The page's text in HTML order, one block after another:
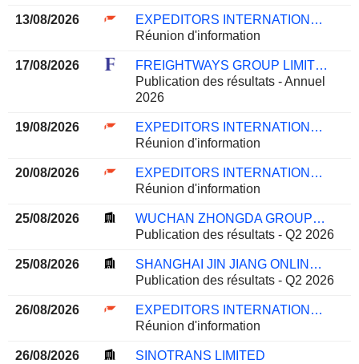
13/08/2026
EXPEDITORS INTERNATIONAL OF WASHINGTON INC.
Réunion d'information
17/08/2026
FREIGHTWAYS GROUP LIMITED
Publication des résultats - Annuel
2026
19/08/2026
EXPEDITORS INTERNATIONAL OF WASHINGTON INC.
Réunion d'information
20/08/2026
EXPEDITORS INTERNATIONAL OF WASHINGTON INC.
Réunion d'information
25/08/2026
WUCHAN ZHONGDA GROUP CO.,LTD.
Publication des résultats - Q2 2026
25/08/2026
SHANGHAI JIN JIANG ONLINE NETWORK SERVICE CO., LTD.
Publication des résultats - Q2 2026
26/08/2026
EXPEDITORS INTERNATIONAL OF WASHINGTON INC.
Réunion d'information
26/08/2026
SINOTRANS LIMITED